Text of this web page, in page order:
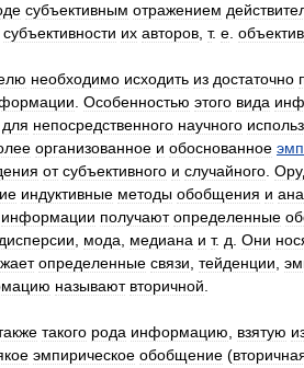
субъективным отражением
субъективности их авторов т. е
необходимо исходить из достаточно
Особенностью этого вида
для непосредственного научного
организованное и обоснованное
от субъективного и случайного
индуктивные методы обобщения и
информации получают определенные
дисперсии мода медиана и т. д Они
определенные связи тейденции
называют вторичной
такого рода информацию взятую
эмпирическое обобщение (